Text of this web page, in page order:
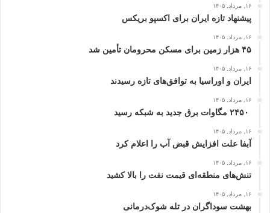
۱۶, مرداد, ۱۴۰۵
پیشنهاد تازه ایران برای اکسپو بریکس
۱۶, مرداد, ۱۴۰۵
۴۵ هزار زمین برای مسکن محرومان تأمین شد
۱۶, مرداد, ۱۴۰۵
ایران و اوراسیا به توافق‌های تازه رسیدند
۱۶, مرداد, ۱۴۰۵
۱۶, مرداد, ۱۴۰۵
آبفا علت افزایش قبض آب را اعلام کرد
۱۶, مرداد, ۱۴۰۵
تنش‌های منطقه‌ای قیمت نفت را بالا کشید
۱۶, مرداد, ۱۴۰۵
بهشت سوداگران در تله شوک‌درمانی